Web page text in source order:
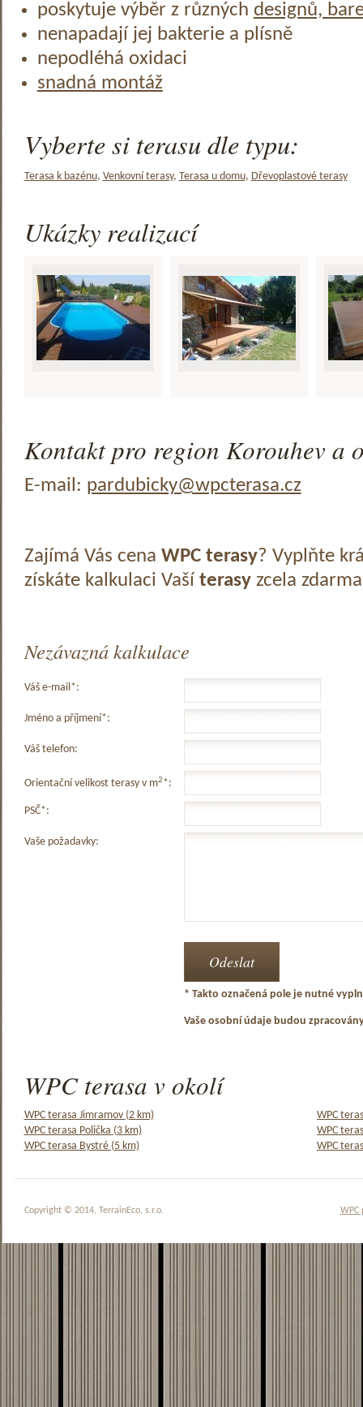
poskytuje výběr z různých designů,
nenapadají jej bakterie a plísně
nepodléhá oxidaci
snadná montáž
Vyberte si terasu dle typu:
Terasa k bazénu, Venkovní terasy, Terasa u domu, Dřevoplastové terasy
Ukázky realizací
Kontakt pro region Korouhev a
E-mail: pardubicky@wpcterasa.cz
Zajímá Vás cena WPC terasy? Vyplňte
získáte kalkulaci Vaší terasyzcela
Nezávazná kalkulace
Váš e-mail*:
Jméno a příjmení*:
Váš telefon:
Orientační velikost terasy v m2*:
PSČ*:
Vaše požadavky:
* Takto označená pole je nutné
Vaše osobní údaje budou
WPC terasa v okolí
WPC terasa Jimramov (2 km)
WPC
WPC terasa Polička (3 km)
WPC
WPC terasa Bystré (5 km)
WPC
WPC
Copyright © 2014, TerrainEco, s.r.o.